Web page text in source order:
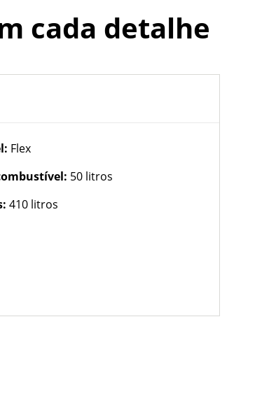
cada detalhe
Flex
50 litros
410 litros